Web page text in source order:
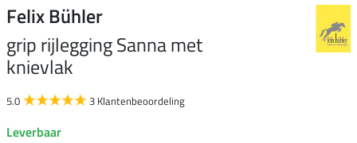
Felix Bühler
grip rijlegging Sanna met
knievlak
5.0 3 Klantenbeoordeling
Leverbaar